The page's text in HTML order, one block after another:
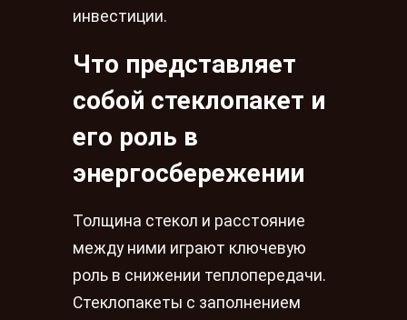
инвестиции.
Что представляет
собой стеклопакет и
его роль в
энергосбережении
Толщина стекол и расстояние
между ними играют ключевую
роль в снижении теплопередачи.
Стеклопакеты с заполнением